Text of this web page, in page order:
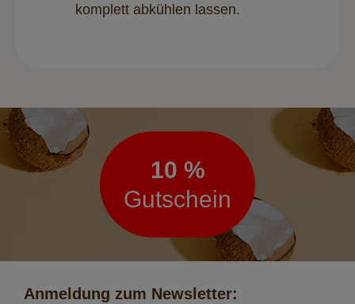
komplett abkühlen lassen.
Newsletter
10 %
Gutschein
Anmeldung zum Newsletter: